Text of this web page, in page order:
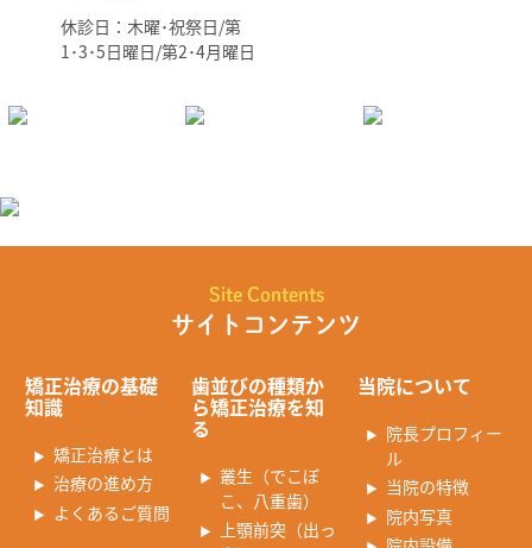
休診日：木曜･祝祭日/第
1･3･5日曜日/第2･4月曜日
Site Contents
サイトコンテンツ
矯正治療の基礎
知識
矯正治療とは
治療の進め方
よくあるご質問
歯並びの種類か
ら矯正治療を知
る
叢生（でこぼ
こ、八重歯）
上顎前突（出っ
当院について
院長プロフィー
ル
当院の特徴
院内写真